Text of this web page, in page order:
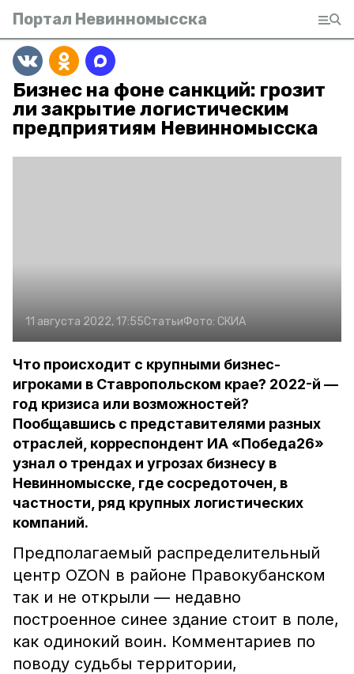
Портал Невинномысска
Бизнес на фоне санкций: грозит
ли закрытие логистическим
предприятиям Невинномысска
11 августа 2022, 17:55СтатьиФото: СКИА
Что происходит с крупными бизнес-
игроками в Ставропольском крае? 2022-й —
год кризиса или возможностей?
Пообщавшись с представителями разных
отраслей, корреспондент ИА «Победа26»
узнал о трендах и угрозах бизнесу в
Невинномысске, где сосредоточен, в
частности, ряд крупных логистических
компаний.
Предполагаемый распределительный
центр OZON в районе Правокубанском
так и не открыли — недавно
построенное синее здание стоит в поле,
как одинокий воин. Комментариев по
поводу судьбы территории,